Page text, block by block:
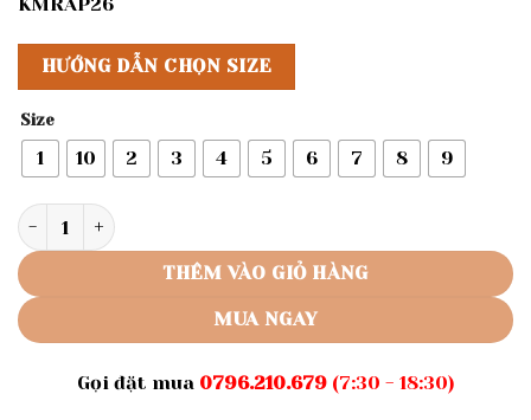
HƯỚNG DẪN CHỌN SIZE
Size
1 10 2 3 4 5 6 7 8 9
Rập giấy A0 R295 - Rập may vá số lượng
THÊM VÀO GIỎ HÀNG
MUA NGAY
Gọi đặt mua 0796.210.679(7:30 - 18:30)